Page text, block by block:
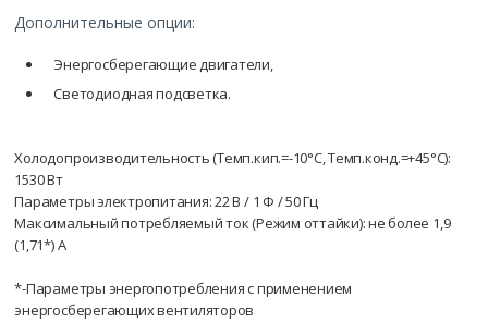
Дополнительные опции:
Энергосберегающие двигатели,
Светодиодная подсветка.
Холодопроизводительность (Темп.кип.=-10°С, Темп.конд.=+45°С):
1530 Вт
Параметры электропитания: 22 В / 1 Ф / 50 Гц
Максимальный потребляемый ток (Режим оттайки): не более 1,9
(1,71*) А
*-Параметры энергопотребления с применением
энергосберегающих вентиляторов